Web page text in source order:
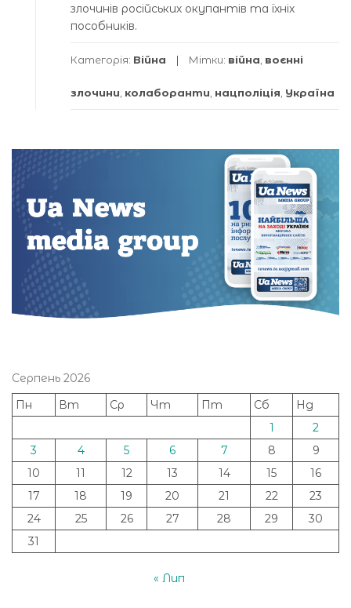
злочинів російських окупантів та їхніх
пособників.
Категорія: Війна Мітки: війна воєнні
злочини колаборанти нацполіція Україна
Серпень 2026
Пн
Вт Ср Чт Пт Сб
Нд
1
2
3
4 5 6 7 8
9
10
11 12 13 14 15
16
17
18 19 20 21 22
23
24
25 26 27 28 29
30
31
« Лип